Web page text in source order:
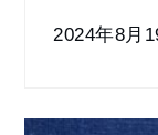
2024年8月